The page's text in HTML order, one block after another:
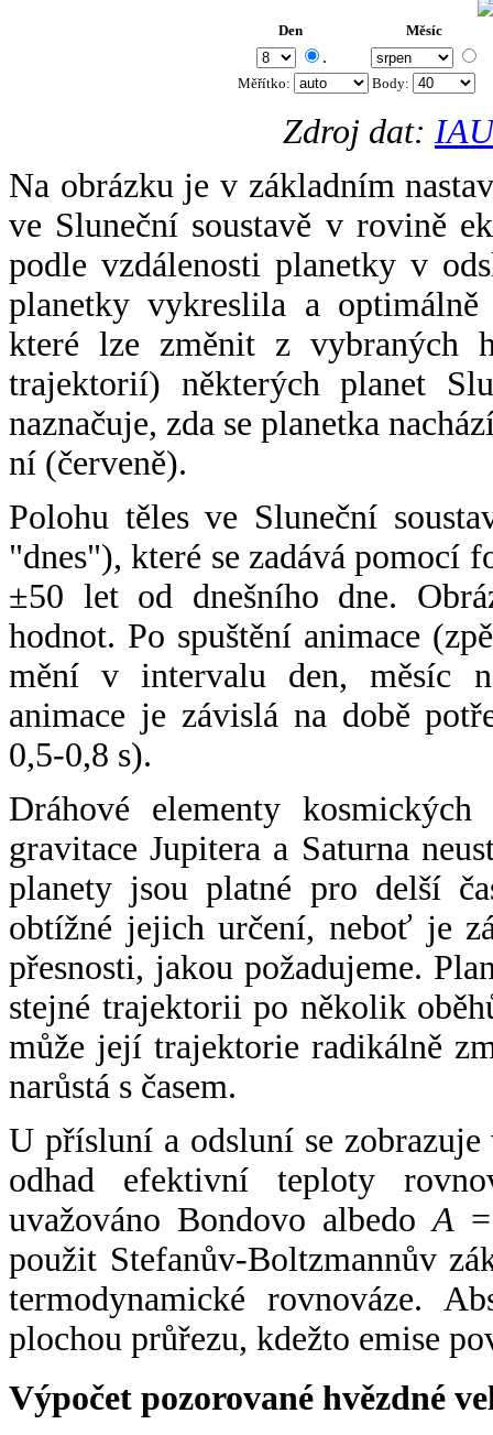
Den Měsíc
.
Měřítko: Body:
Zdroj dat:
Na obrázku je v základním
ve Sluneční soustavě v rovině
podle vzdálenosti planetky v
planetky vykreslila a
které lze změnit z vybraných
trajektorií) některých planet
naznačuje, zda se planetka
ní (červeně).
Polohu těles ve Sluneční
"dnes"), které se zadává pomocí
±50 let od dnešního dne.
hodnot. Po spuštění animace
mění v intervalu den, měsíc
animace je závislá na době
0,5-0,8 s).
Dráhové elementy
gravitace Jupitera a Saturna
planety jsou platné pro delší
obtížné jejich určení, neboť je
přesnosti, jakou požadujeme.
stejné trajektorii po několik
může její trajektorie radikálně
narůstá s časem.
U přísluní a odsluní se
odhad efektivní teploty
uvažováno Bondovo albedoA
použit Stefanův-Boltzmannův
termodynamické rovnováze.
plochou průřezu, kdežto emise
Výpočet pozorované hvězdné